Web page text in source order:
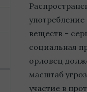
веществ –
социальная
орловец
масштаб
участие в